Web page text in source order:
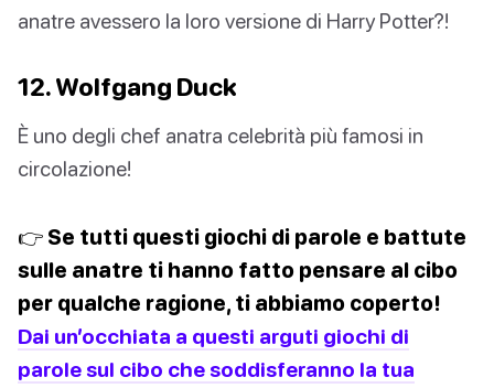
anatre avessero la loro versione di Harry Potter?!
12. Wolfgang Duck
È uno degli chef anatra celebrità più famosi in
circolazione!
👉 Se tutti questi giochi di parole e battute
sulle anatre ti hanno fatto pensare al cibo
per qualche ragione, ti abbiamo coperto!
Dai un’occhiata a questi arguti giochi di
parole sul cibo che soddisferanno la tua